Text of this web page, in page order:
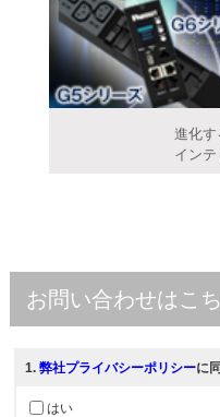
進化
イン
お問い合わせはこ
1.弊社プライバシーポリシーに
はい